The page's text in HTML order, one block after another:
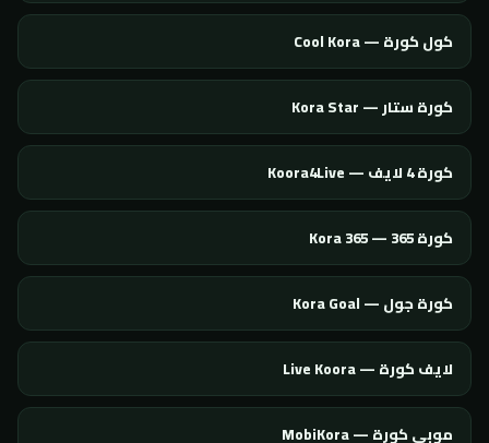
كول كورة — Cool Kora
كورة ستار — Kora Star
كورة 4 لايف — Koora4Live
كورة 365 — Kora 365
كورة جول — Kora Goal
لايف كورة — Live Koora
موبي كورة — MobiKora